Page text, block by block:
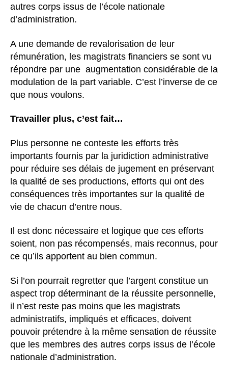
autres corps issus de l’école nationale
d’administration.
A une demande de revalorisation de leur
rémunération, les magistrats financiers se sont vu
répondre par une augmentation considérable de la
modulation de la part variable. C’est l’inverse de ce
que nous voulons.
Travailler plus, c’est fait…
Plus personne ne conteste les efforts très
importants fournis par la juridiction administrative
pour réduire ses délais de jugement en préservant
la qualité de ses productions, efforts qui ont des
conséquences très importantes sur la qualité de
vie de chacun d’entre nous.
Il est donc nécessaire et logique que ces efforts
soient, non pas récompensés, mais reconnus, pour
ce qu’ils apportent au bien commun.
Si l’on pourrait regretter que l’argent constitue un
aspect trop déterminant de la réussite personnelle,
il n’est reste pas moins que les magistrats
administratifs, impliqués et efficaces, doivent
pouvoir prétendre à la même sensation de réussite
que les membres des autres corps issus de l’école
nationale d’administration.